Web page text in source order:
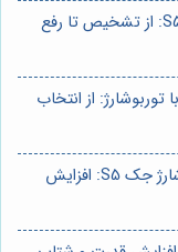
⭐️راهنمای جامع تعمیر توربوشارژ جک S5: از تشخیص تا رفع
توربوشارژ: از انتخاب
راهنمای جامع ⭐️ راهنمای جامع توربو شارژ جک S5: افزایش